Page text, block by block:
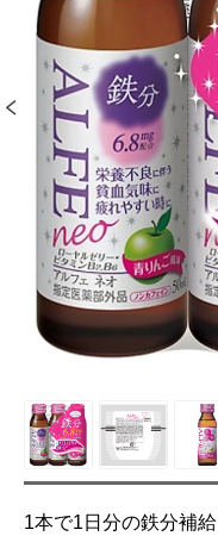
1本で1日分の鉄分補給